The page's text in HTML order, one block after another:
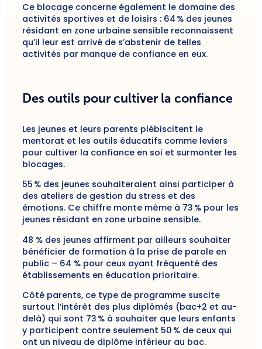
Ce blocage concerne également le domaine des
activités sportives et de loisirs : 64 % des jeunes
résidant en zone urbaine sensible reconnaissent
qu’il leur est arrivé de s’abstenir de telles
activités par manque de confiance en eux.
Des outils pour cultiver la confiance
Les jeunes et leurs parents plébiscitent le
mentorat et les outils éducatifs comme leviers
pour cultiver la confiance en soi et surmonter les
blocages.
55 % des jeunes souhaiteraient ainsi participer à
des ateliers de gestion du stress et des
émotions. Ce chiffre monte même à 73 % pour les
jeunes résidant en zone urbaine sensible.
48 % des jeunes affirment par ailleurs souhaiter
bénéficier de formation à la prise de parole en
public – 64 % pour ceux ayant fréquenté des
établissements en éducation prioritaire.
Côté parents, ce type de programme suscite
surtout l’intérêt des plus diplômés (bac+2 et au-
delà) qui sont 73 % à souhaiter que leurs enfants
y participent contre seulement 50 % de ceux qui
ont un niveau de diplôme inférieur au bac.